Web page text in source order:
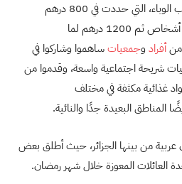
الفئات الاجتماعية المتضررة بسبب الوباء، التي حددت في 800 درهم
لشخصين، و1000 درهم لأربعة أشخاص ثم 1200 درهم لما
منأفرادوجمعياتساهموا وشاركوا في
شريحة اجتماعية واسعة، وقدموا من
غذائية مكثفة في مختلف
المناطق البعيدة جدًا والنائية.
من بينها الجزائر، حيث أطلق بعض
العائلات المعوزة خلال شهر رمضان.